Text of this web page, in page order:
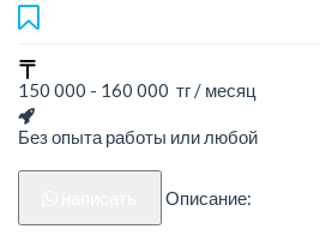
150 000 - 160 000 тг / месяц
Без опыта работы или любой
Описание: